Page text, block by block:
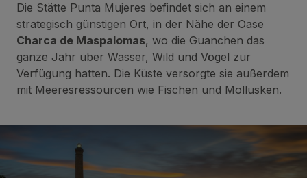
Die Stätte Punta Mujeres befindet sich an einem
strategisch günstigen Ort, in der Nähe der Oase
Charca de Maspalomas, wo die Guanchen das
ganze Jahr über Wasser, Wild und Vögel zur
Verfügung hatten. Die Küste versorgte sie außerdem
mit Meeresressourcen wie Fischen und Mollusken.